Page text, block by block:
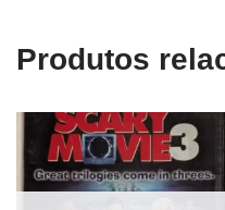
Produtos